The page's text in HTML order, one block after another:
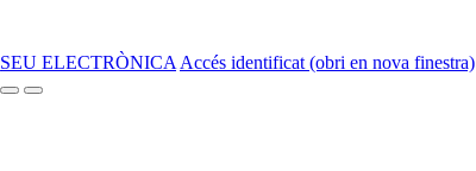
SEU ELECTRÒNICA Accés identificat (obri en nova finestra)